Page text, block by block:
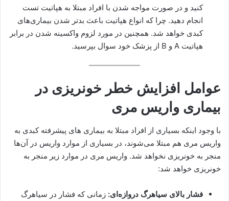
کنید و در صورت مواجه شدن با افراد مبتلا به هپاتیت تست
انجام دهید‌. چرا که انواع هپاتیت باعث بدتر شدن بیماری‌های
کبدی خواهد شد. همچنین در مورد لزوم واکسینه شدن در برابر
هپاتیت A و B از پزشک خود سوال بپرسید.
عوامل افزایش خطر خونریزی در
بیماری واریس مری
با وجود اینکه بسیاری از افراد مبتلا به بیماری های پیشرفته کبدی به
واریس مری هم مبتلا می‌شوند، در بسیاری از موارد واریس در آن‌ها
منجر به خونریزی نخواهد شد. واریس مری در موارد زیر منجر به
خونریزی خواهد شد:
فشار بالای سیاهرگ دروازه‌ای: زمانی که فشار در سیاهرگ